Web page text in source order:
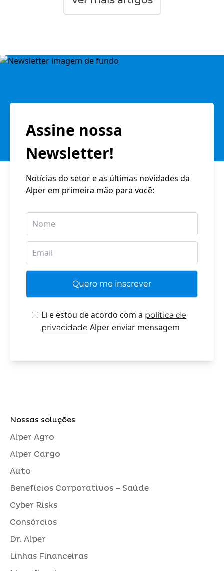
Assine nossa
Newsletter!
Notícias do setor e as últimas novidades da
Alper em primeira mão para você:
Li e estou de acordo com a política de
privacidade Alper enviar mensagem
Nossas soluções
Alper Agro
Alper Cargo
Auto
Benefícios Corporativos – Saúde
Cyber Risks
Consórcios
Dr. Alper
Linhas Financeiras